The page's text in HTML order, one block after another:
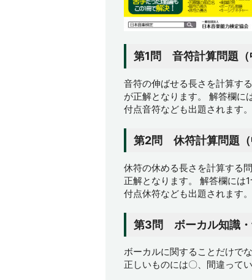
第1問 音符計算問題（
音符の伸ばせる長さを計算す
が正解となります。 解答欄に
付点音符なども出題されます。
第2問 休符計算問題（
休符の休める長さを計算する
正解となります。 解答欄には
付点休符なども出題されます。
第3問 ボーカル知識・
ボーカルに関することだけで
正しいものには〇、間違って